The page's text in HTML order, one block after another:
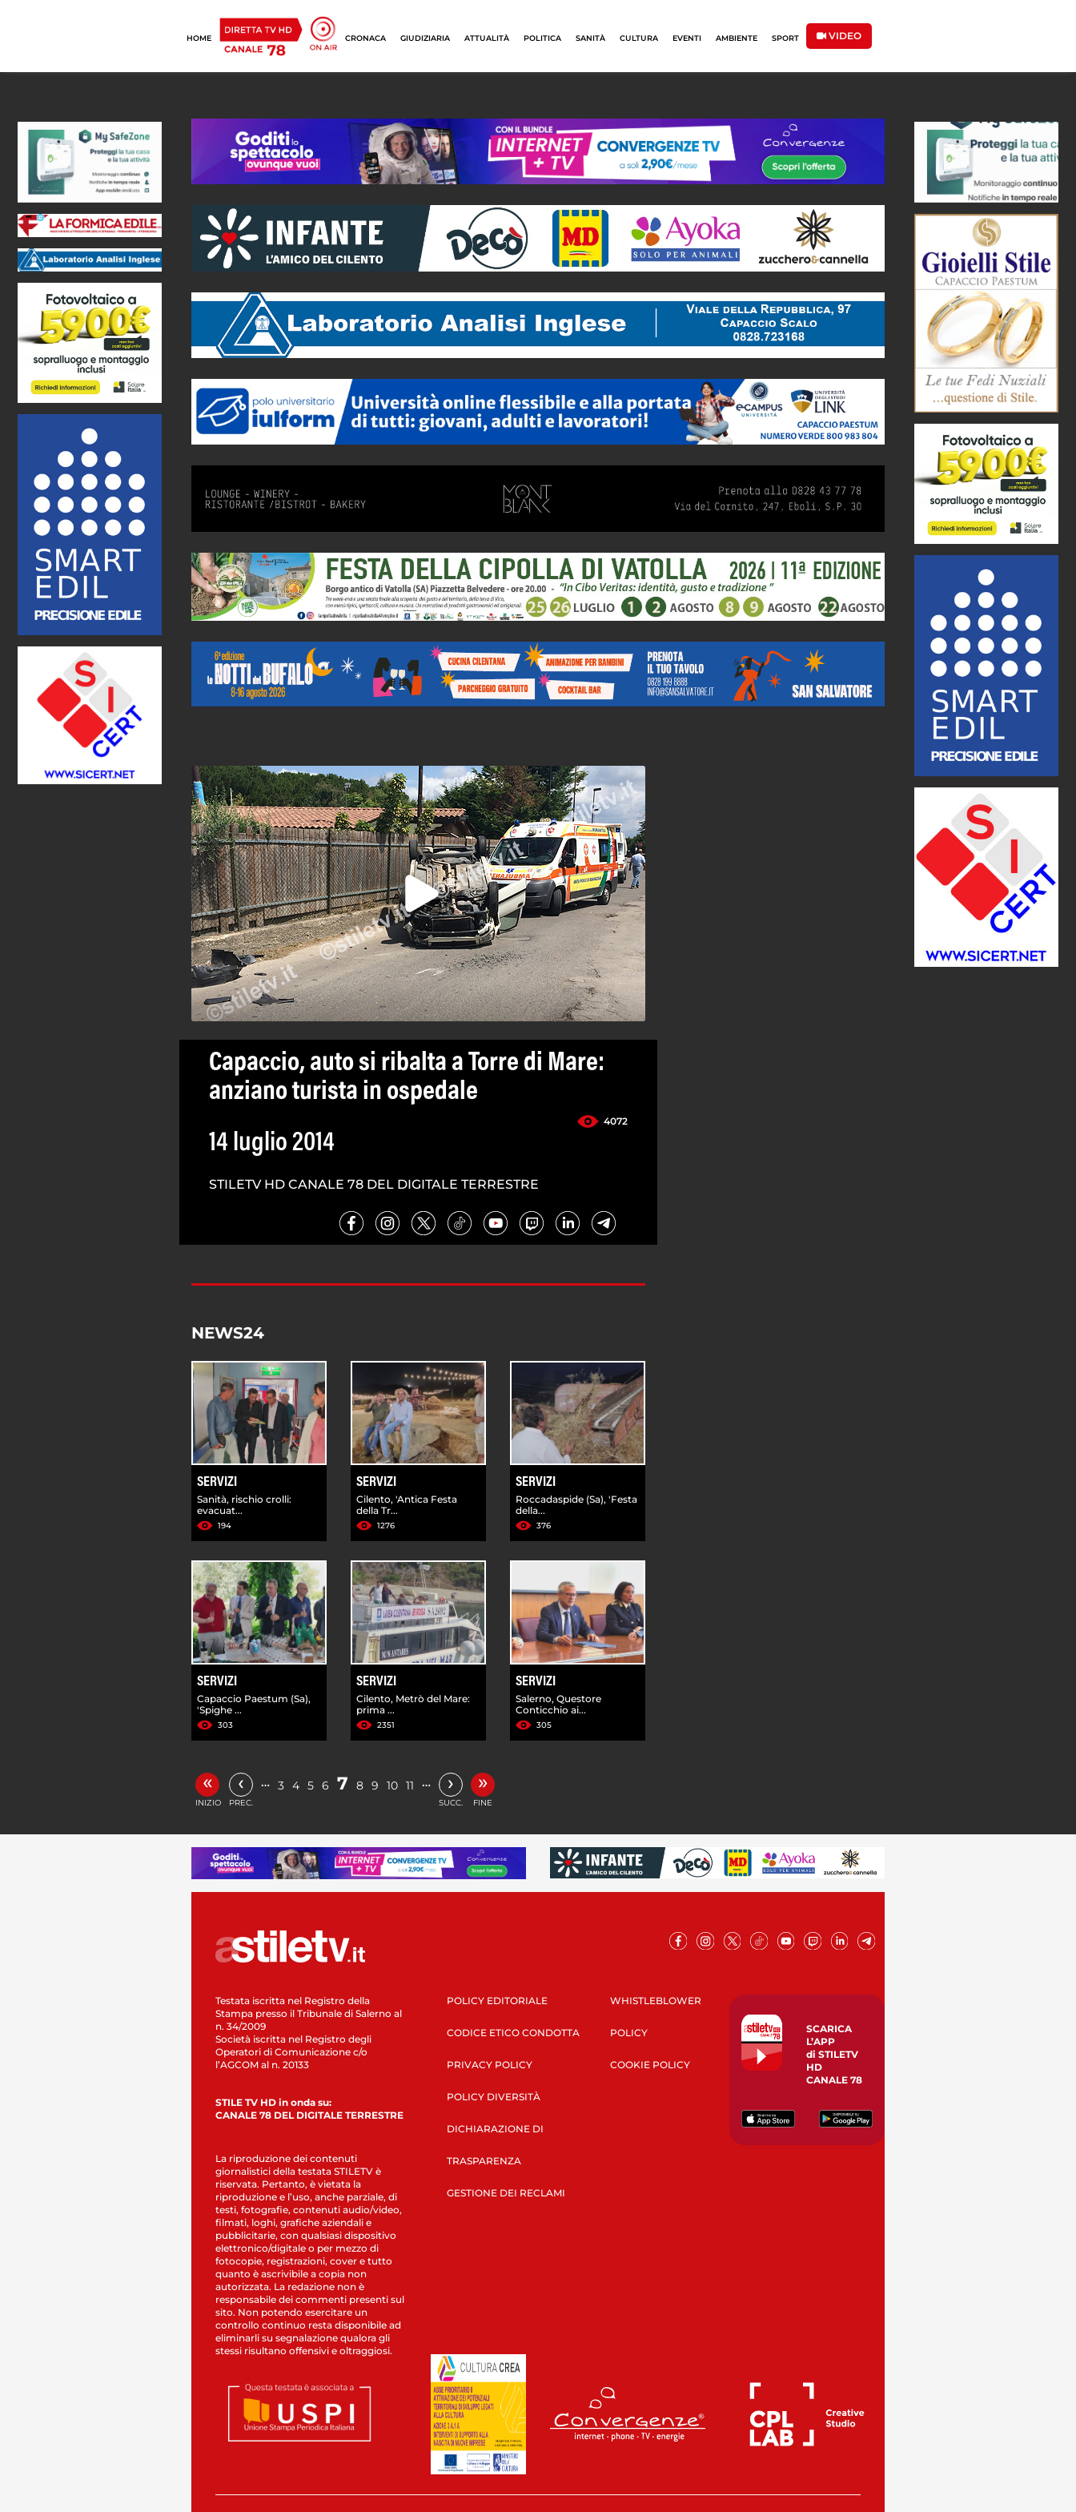
HOME CRONACA GIUDIZIARIA ATTUALITÀ POLITICA SANITÀ CULTURA EVENTI AMBIENTE SPORT VIDEO
Capaccio, auto si ribalta a Torre di Mare:
anziano turista in ospedale
4072
14 luglio 2014
STILETV HD CANALE 78 DEL DIGITALE TERRESTRE
NEWS24
SERVIZI
Sanità, rischio crolli:
evacuat...
194
SERVIZI
Cilento, 'Antica Festa
della Tr...
1276
SERVIZI
Roccadaspide (Sa), 'Festa
della...
376
SERVIZI
Capaccio Paestum (Sa),
'Spighe ...
303
SERVIZI
Cilento, Metrò del Mare:
prima ...
2351
SERVIZI
Salerno, Questore
Conticchio ai...
305
«
INIZIO
‹
PREC.
… 3 4 5 6 7 8 9 10 11 … ›
SUCC.
»
FINE
Testata iscritta nel Registro della
Stampa presso il Tribunale di Salerno al
n. 34/2009
Società iscritta nel Registro degli
Operatori di Comunicazione c/o
l’AGCOM al n. 20133
STILE TV HD in onda su:
CANALE 78 DEL DIGITALE TERRESTRE
La riproduzione dei contenuti
giornalistici della testata STILETV è
riservata. Pertanto, è vietata la
riproduzione e l’uso, anche parziale, di
testi, fotografie, contenuti audio/video,
filmati, loghi, grafiche aziendali e
pubblicitarie, con qualsiasi dispositivo
elettronico/digitale o per mezzo di
fotocopie, registrazioni, cover e tutto
quanto è ascrivibile a copia non
autorizzata. La redazione non è
responsabile dei commenti presenti sul
sito. Non potendo esercitare un
controllo continuo resta disponibile ad
eliminarli su segnalazione qualora gli
stessi risultano offensivi e oltraggiosi.
POLICY EDITORIALE
CODICE ETICO CONDOTTA
PRIVACY POLICY
POLICY DIVERSITÀ
DICHIARAZIONE DI
TRASPARENZA
GESTIONE DEI RECLAMI
WHISTLEBLOWER
POLICY
COOKIE POLICY
SCARICA
L’APP
di STILETV
HD
CANALE 78